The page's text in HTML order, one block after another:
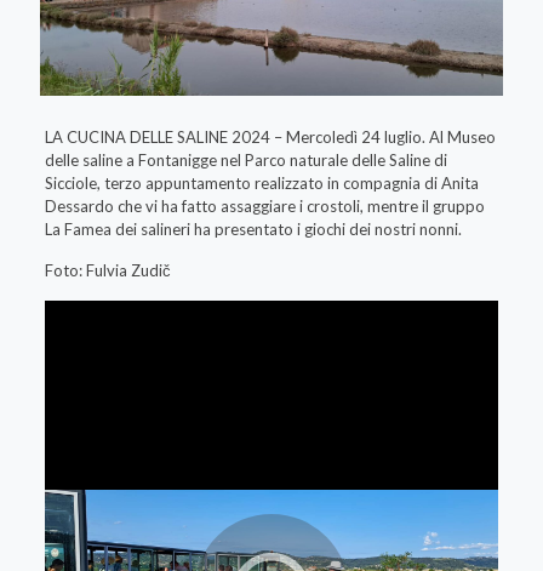
LA CUCINA DELLE SALINE 2024 – Mercoledì 24 luglio. Al Museo
delle saline a Fontanigge nel Parco naturale delle Saline di
Sicciole, terzo appuntamento realizzato in compagnia di Anita
Dessardo che vi ha fatto assaggiare i crostoli, mentre il gruppo
La Famea dei salineri ha presentato i giochi dei nostri nonni.
Foto: Fulvia Zudič